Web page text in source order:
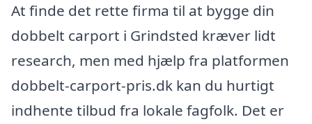
At finde det rette firma til at bygge din
dobbelt carport i Grindsted kræver lidt
research, men med hjælp fra platformen
dobbelt-carport-pris.dk kan du hurtigt
indhente tilbud fra lokale fagfolk. Det er